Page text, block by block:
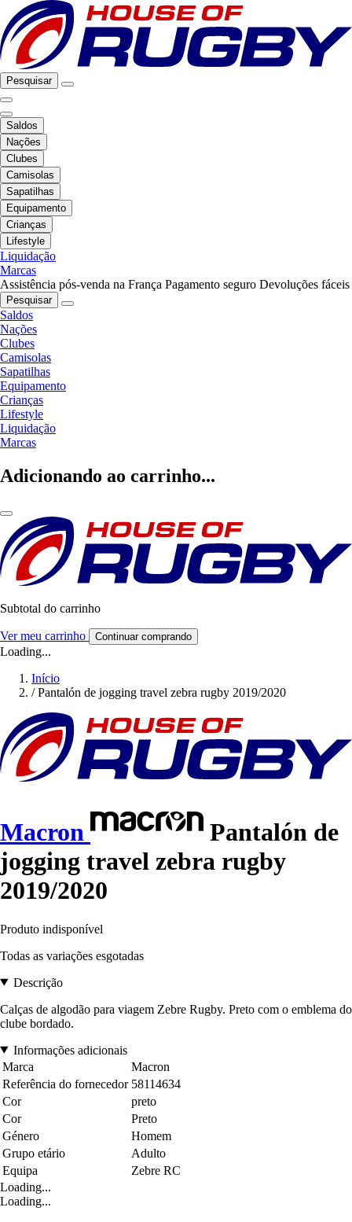
Pesquisar
Saldos
Nações
Clubes
Camisolas
Sapatilhas
Equipamento
Crianças
Lifestyle
Liquidação
Marcas
Assistência pós-venda na França Pagamento seguro Devoluções fáceis
Pesquisar
Saldos
Nações
Clubes
Camisolas
Sapatilhas
Equipamento
Crianças
Lifestyle
Liquidação
Marcas
Adicionando ao carrinho...
Subtotal do carrinho
Ver meu carrinho Continuar comprando
Loading...
Início
/ Pantalón de jogging travel zebra rugby 2019/2020
Macron
Pantalón de
jogging travel zebra rugby
2019/2020
Produto indisponível
Todas as variações esgotadas
Descrição
Calças de algodão para viagem Zebre Rugby. Preto com o emblema do
clube bordado.
Informações adicionais
Marca
Macron
Referência do fornecedor 58114634
Cor
preto
Cor
Preto
Género
Homem
Grupo etário
Adulto
Equipa
Zebre RC
Loading...
Loading...